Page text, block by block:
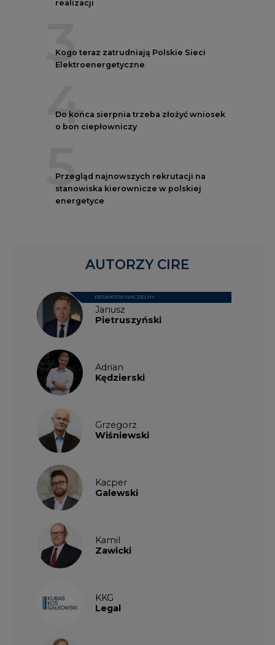
realizacji
3
Kogo teraz zatrudniają Polskie Sieci
Elektroenergetyczne
4
Do końca sierpnia trzeba złożyć wniosek
o bon ciepłowniczy
5
Przegląd najnowszych rekrutacji na
stanowiska kierownicze w polskiej
energetyce
Janusz
Pietruszyński
REDAKTOR NACZELNY
Adrian
Kędzierski
Grzegorz
Wiśniewski
Kacper
Galewski
Kamil
Zawicki
KKG
Legal
AUTORZY CIRE